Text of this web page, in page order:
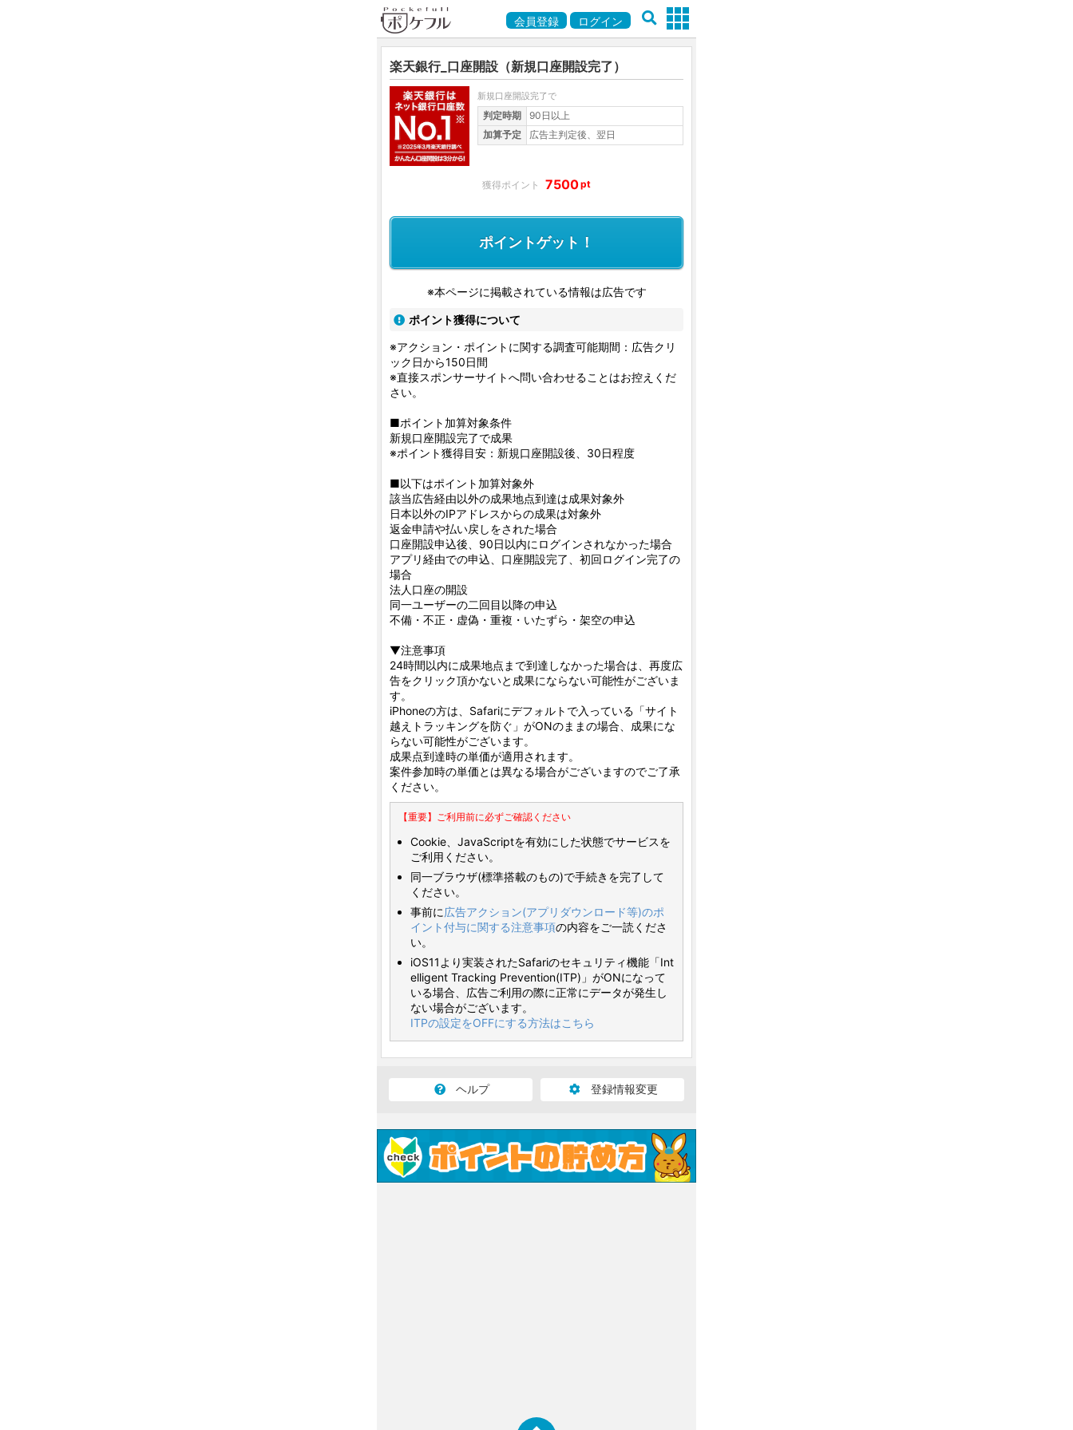
会員登録 ログイン
楽天銀行_口座開設（新規口座開設完了）
新規口座開設完了で
判定時期
90日以上
加算予定
広告主判定後、翌日
7500pt
ポイントゲット！
※本ページに掲載されている情報は広告です
ポイント獲得について
※アクション・ポイントに関する調査可能期間：広告クリ
ック日から150日間
※直接スポンサーサイトへ問い合わせることはお控えくだ
さい。
■ポイント加算対象条件
新規口座開設完了で成果
※ポイント獲得目安：新規口座開設後、30日程度
■以下はポイント加算対象外
該当広告経由以外の成果地点到達は成果対象外
日本以外のIPアドレスからの成果は対象外
返金申請や払い戻しをされた場合
口座開設申込後、90日以内にログインされなかった場合
アプリ経由での申込、口座開設完了、初回ログイン完了の
場合
法人口座の開設
同一ユーザーの二回目以降の申込
不備・不正・虚偽・重複・いたずら・架空の申込
▼注意事項
24時間以内に成果地点まで到達しなかった場合は、再度広
告をクリック頂かないと成果にならない可能性がございま
す。
iPhoneの方は、Safariにデフォルトで入っている「サイト
越えトラッキングを防ぐ」がONのままの場合、成果にな
らない可能性がございます。
成果点到達時の単価が適用されます。
案件参加時の単価とは異なる場合がございますのでご了承
ください。
【重要】ご利用前に必ずご確認ください
Cookie、JavaScriptを有効にした状態でサービスを
ご利用ください。
同一ブラウザ(標準搭載のもの)で手続きを完了して
ください。
事前に広告アクション(アプリダウンロード等)のポ
イント付与に関する注意事項の内容をご一読くださ
い。
iOS11より実装されたSafariのセキュリティ機能「Int
elligent Tracking Prevention(ITP)」がONになって
いる場合、広告ご利用の際に正常にデータが発生し
ない場合がございます。
ITPの設定をOFFにする方法はこちら
ヘルプ 登録情報変更